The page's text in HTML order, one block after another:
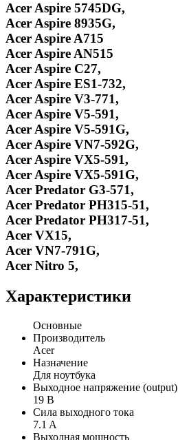
Acer Aspire 5745DG,
Acer Aspire 8935G,
Acer Aspire A715
Acer Aspire AN515
Acer Aspire C27,
Acer Aspire ES1-732,
Acer Aspire V3-771,
Acer Aspire V5-591,
Acer Aspire V5-591G,
Acer Aspire VN7-592G,
Acer Aspire VX5-591,
Acer Aspire VX5-591G,
Acer Predator G3-571,
Acer Predator PH315-51,
Acer Predator PH317-51,
Acer VX15,
Acer VN7-791G,
Acer Nitro 5,
Характеристики
Основные
Производитель
Acer
Назначение
Для ноутбука
Выходное напряжение (output)
19 В
Сила выходного тока
7.1 A
Выходная мощность